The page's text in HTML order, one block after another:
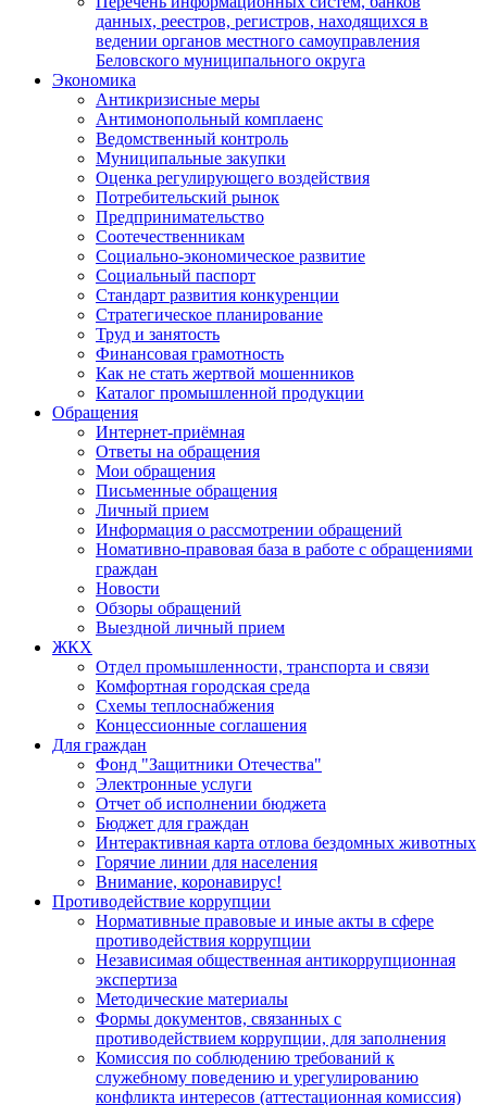
данных, реестров, регистров, находящихся в
ведении органов местного самоуправления
Беловского муниципального округа
Экономика
Антикризисные меры
Антимонопольный комплаенс
Ведомственный контроль
Муниципальные закупки
Оценка регулирующего воздействия
Потребительский рынок
Предпринимательство
Соотечественникам
Социально-экономическое развитие
Социальный паспорт
Стандарт развития конкуренции
Стратегическое планирование
Труд и занятость
Финансовая грамотность
Как не стать жертвой мошенников
Каталог промышленной продукции
Обращения
Интернет-приёмная
Ответы на обращения
Мои обращения
Письменные обращения
Личный прием
Информация о рассмотрении обращений
Номативно-правовая база в работе с обращениями
граждан
Новости
Обзоры обращений
Выездной личный прием
ЖКХ
Отдел промышленности, транспорта и связи
Комфортная городская среда
Схемы теплоснабжения
Концессионные соглашения
Для граждан
Фонд "Защитники Отечества"
Электронные услуги
Отчет об исполнении бюджета
Бюджет для граждан
Интерактивная карта отлова бездомных животных
Горячие линии для населения
Внимание, коронавирус!
Противодействие коррупции
Нормативные правовые и иные акты в сфере
противодействия коррупции
Независимая общественная антикоррупционная
экспертиза
Методические материалы
Формы документов, связанных с
противодействием коррупции, для заполнения
Комиссия по соблюдению требований к
служебному поведению и урегулированию
конфликта интересов (аттестационная комиссия)